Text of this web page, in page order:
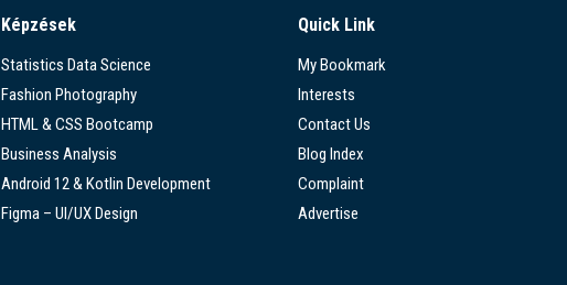
Képzések
Statistics Data Science
Fashion Photography
HTML & CSS Bootcamp
Business Analysis
Android 12 & Kotlin Development
Figma – UI/UX Design
Quick Link
My Bookmark
Interests
Contact Us
Blog Index
Complaint
Advertise